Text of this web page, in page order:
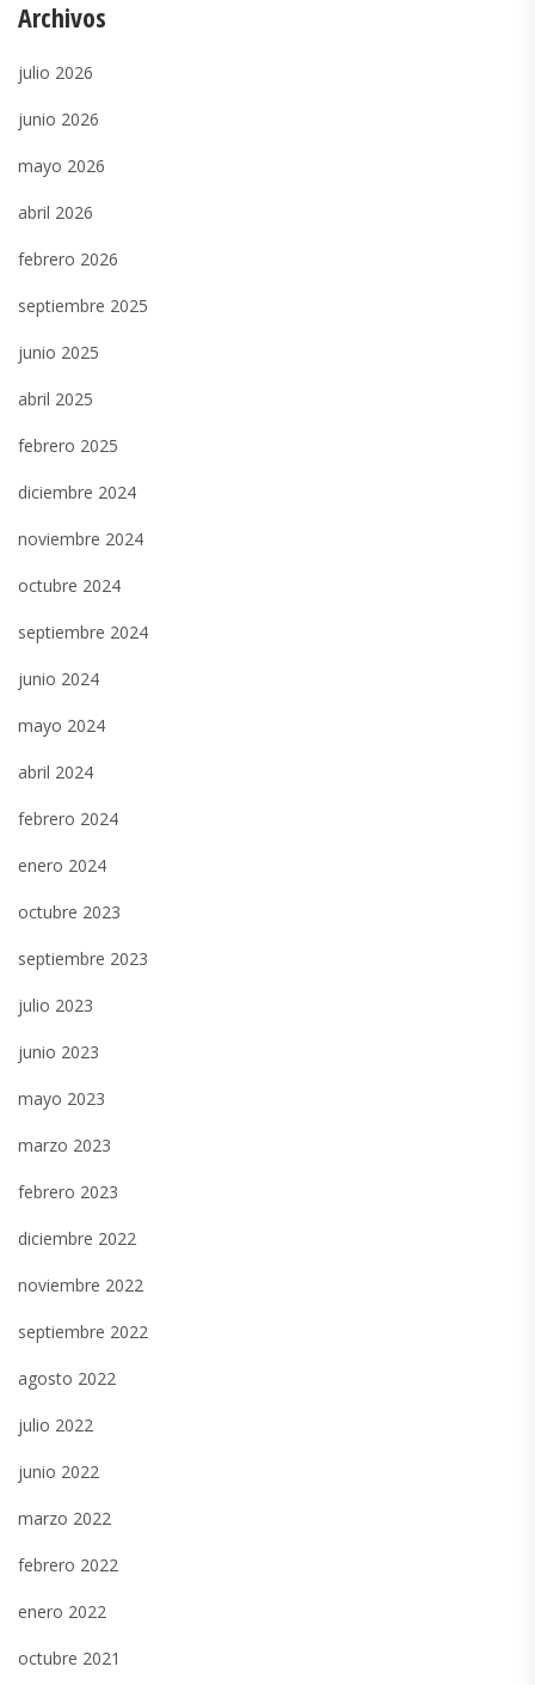
Archivos
julio 2026
junio 2026
mayo 2026
abril 2026
febrero 2026
septiembre 2025
junio 2025
abril 2025
febrero 2025
diciembre 2024
noviembre 2024
octubre 2024
septiembre 2024
junio 2024
mayo 2024
abril 2024
febrero 2024
enero 2024
octubre 2023
septiembre 2023
julio 2023
junio 2023
mayo 2023
marzo 2023
febrero 2023
diciembre 2022
noviembre 2022
septiembre 2022
agosto 2022
julio 2022
junio 2022
marzo 2022
febrero 2022
enero 2022
octubre 2021